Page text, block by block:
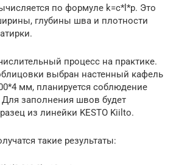
по формуле k=c*l*p. Это
глубины шва и плотности
процесс на практике.
выбран настенный кафель
мм, планируется соблюдение
заполнения швов будет
из линейки KESTO Kiilto.
такие результаты: